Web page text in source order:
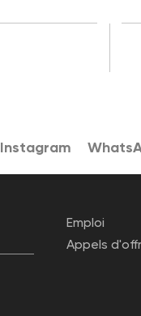
Instagram
Emploi
Appels